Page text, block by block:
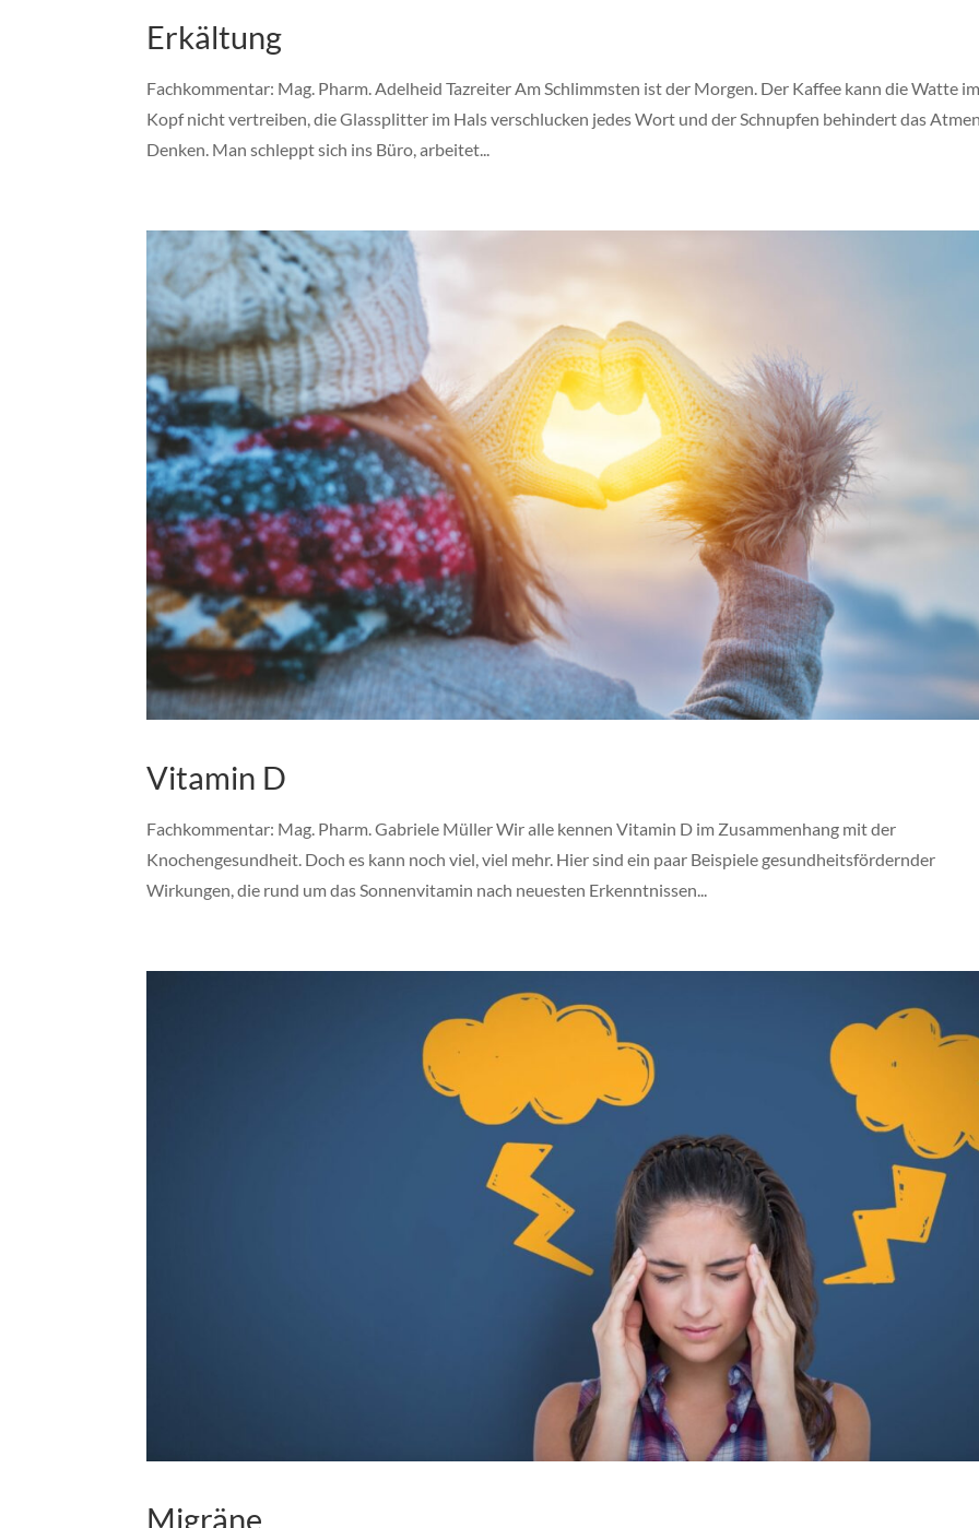
Erkältung
Fachkommentar: Mag. Pharm. Adelheid Tazreiter Am Schlimmsten ist der Morgen. Der Kaffee kann die Watte
Kopf nicht vertreiben, die Glassplitter im Hals verschlucken jedes Wort und der Schnupfen behindert das
Denken. Man schleppt sich ins Büro, arbeitet...
Vitamin D
Fachkommentar: Mag. Pharm. Gabriele Müller Wir alle kennen Vitamin D im Zusammenhang mit der
Knochengesundheit. Doch es kann noch viel, viel mehr. Hier sind ein paar Beispiele gesundheitsfördernder
Wirkungen, die rund um das Sonnenvitamin nach neuesten Erkenntnissen...
Migräne